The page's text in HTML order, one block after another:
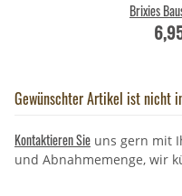
Brixies
Gewünschter Artikel ist nicht
Kontaktieren Sie uns gern mit
und Abnahmemenge, wir